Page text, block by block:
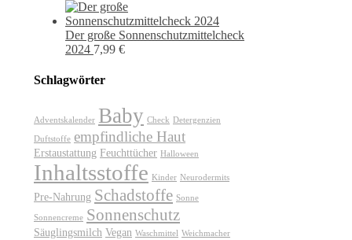
Der große Sonnenschutzmittelcheck
2024 7,99 €
Schlagwörter
Adventskalender Baby Check Detergenzien
Duftstoffe empfindliche Haut
Erstaustattung Feuchttücher Halloween
Inhaltsstoffe Kinder Neurodermits
Pre-Nahrung Schadstoffe Sonne
Sonnencreme Sonnenschutz
Säuglingsmilch Vegan Waschmittel Weichmacher